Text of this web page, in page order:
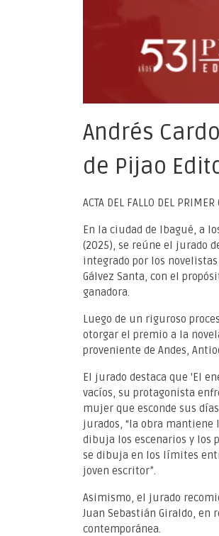
Andrés
de Pijao
ACTA DEL FALLO DEL
En la ciudad de Ibagué, a
(2025), se reúne el jurado
integrado por los
Gálvez Santa, con el
ganadora.
Luego de un riguroso
otorgar el premio a la
proveniente de Andes,
El jurado destaca que 'El
vacíos, su protagonista
mujer que esconde sus
jurados, “la obra
dibuja los escenarios y los
se dibuja en los límites
joven escritor”.
Asimismo, el jurado
Juan Sebastián Giraldo,
contemporánea.